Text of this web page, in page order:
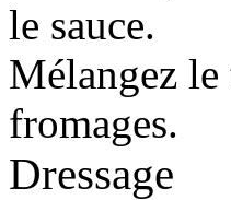
le sauce.
Mélangez
fromages.
Dressage